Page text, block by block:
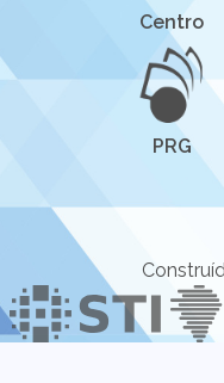
Centro
PRG